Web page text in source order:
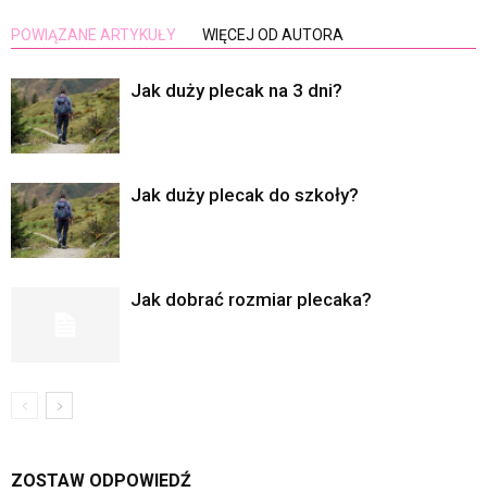
POWIĄZANE ARTYKUŁY WIĘCEJ OD AUTORA
Jak duży plecak na 3 dni?
Jak duży plecak do szkoły?
Jak dobrać rozmiar plecaka?
ZOSTAW ODPOWIEDŹ